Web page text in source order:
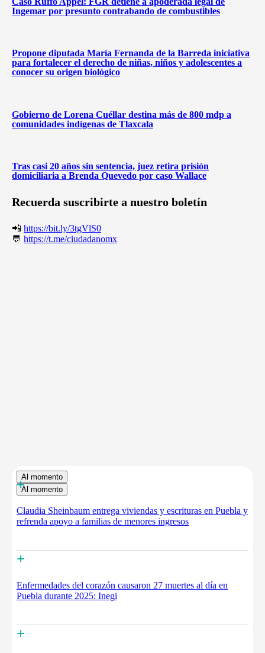
Ingemar por presunto contrabando de combustibles
Propone diputada María Fernanda de la Barreda iniciativa
para fortalecer el derecho de niñas, niños y adolescentes a
conocer su origen biológico
Gobierno de Lorena Cuéllar destina más de 800 mdp a
comunidades indígenas de Tlaxcala
Tras casi 20 años sin sentencia, juez retira prisión
domiciliaria a Brenda Quevedo por caso Wallace
Recuerda suscribirte a nuestro boletín
📲 https://bit.ly/3tgVlS0
💬 https://t.me/ciudadanomx
Al momento
Al momento
+
Claudia Sheinbaum entrega viviendas y escrituras en Puebla y
refrenda apoyo a familias de menores ingresos
+
Enfermedades del corazón causaron 27 muertes al día en
Puebla durante 2025: Inegi
+